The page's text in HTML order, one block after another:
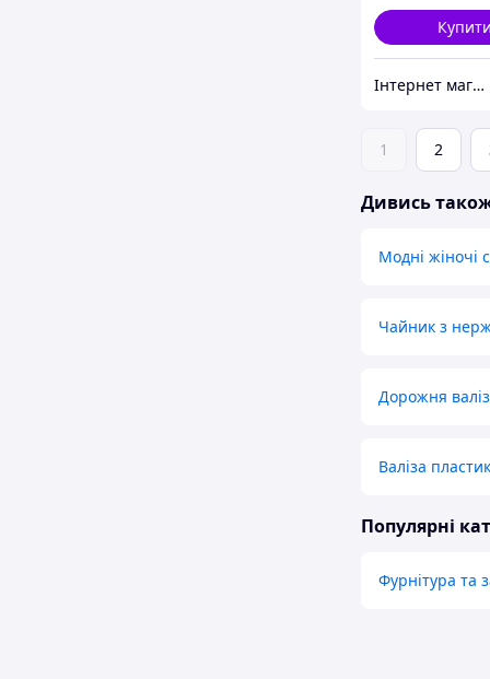
Купити
Інтернет магазин - Маркет
1 2
Дивись
Модні жіночі
Чайник з
Дорожня
Валіза
Популярні
Фурнітура та